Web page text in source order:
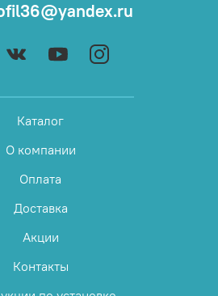
Каталог
О компании
Оплата
Доставка
Акции
Контакты